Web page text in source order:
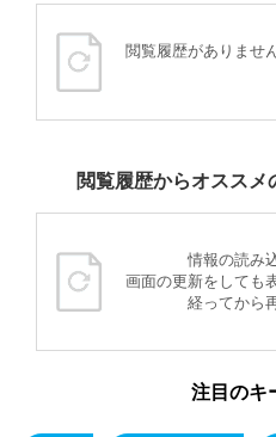
閲覧履歴がありませ
閲覧履歴からオススメ
情報の読み
画面の更新をしても
経ってから
注目のキ